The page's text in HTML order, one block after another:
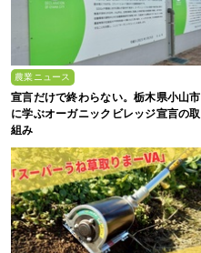
農業ニュース
宣言だけで終わらない。栃木県小山市
に学ぶオーガニックビレッジ宣言の取
組み